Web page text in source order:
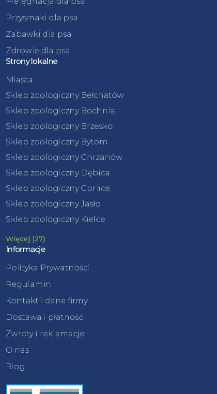
Przysmaki dla psa
Zabawki dla psa
Zdrowie dla psa
Strony lokalne
Miasta
Sklep zoologiczny Bełchatów
Sklep zoologiczny Bochnia
Sklep zoologiczny Brzesko
Sklep zoologiczny Bytom
Sklep zoologiczny Chrzanów
Sklep zoologiczny Dębica
Sklep zoologiczny Gorlice
Sklep zoologiczny Jasło
Sklep zoologiczny Kielce
Więcej (27)
Informacje
Polityka Prywatności
Regulamin
Kontakt i dane firmy
Dostawa i płatność
Zwroty i reklamacje
O nas
Blog